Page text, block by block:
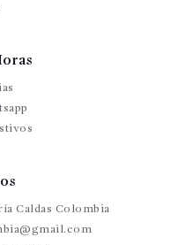
Caldas Colombia